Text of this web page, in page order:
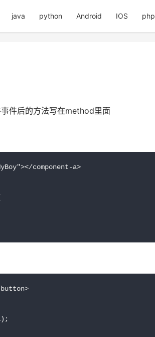
java python Android IOS php
件后的方法写在method里面
component-a>